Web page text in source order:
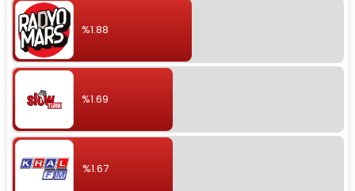
%1.88
%1.69
%1.67